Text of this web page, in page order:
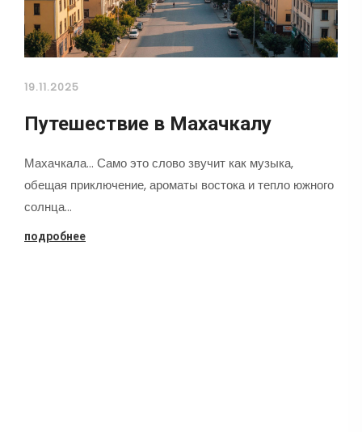
19.11.2025
Путешествие в Махачкалу
Махачкала... Само это слово звучит как музыка,
обещая приключение, ароматы востока и тепло южного
солнца…
подробнее